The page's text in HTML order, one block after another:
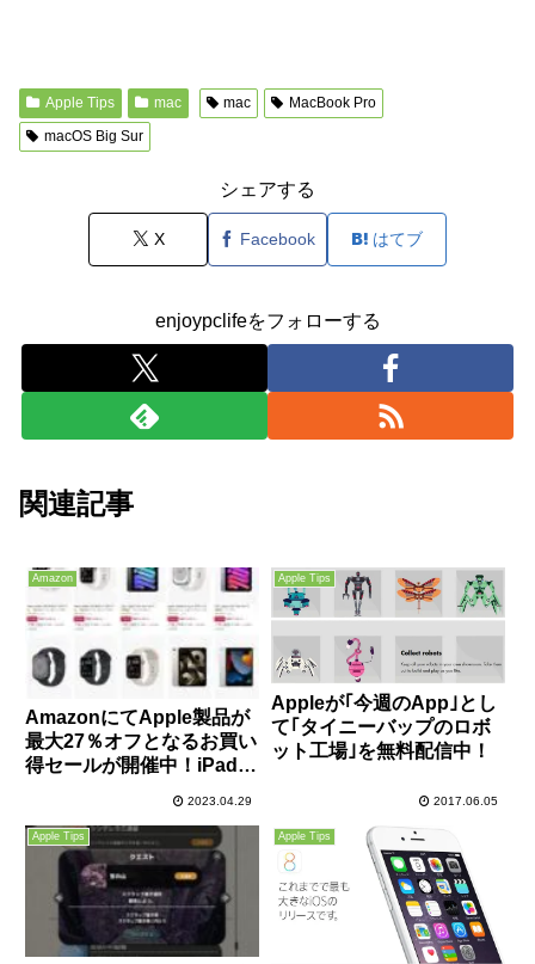
Apple Tips mac mac
MacBook Pro
macOS Big Sur
シェアする
X Facebook はてブ
enjoypclifeをフォローする
関連記事
Amazon
AmazonにてApple製品が
最大27％オフとなるお買い
得セールが開催中！iPadや
2023.04.29
Apple Tips
Appleが｢今週のApp｣とし
て｢タイニーバップのロボ
ット工場｣を無料配信中！
2017.06.05
Apple Tips Apple Tips